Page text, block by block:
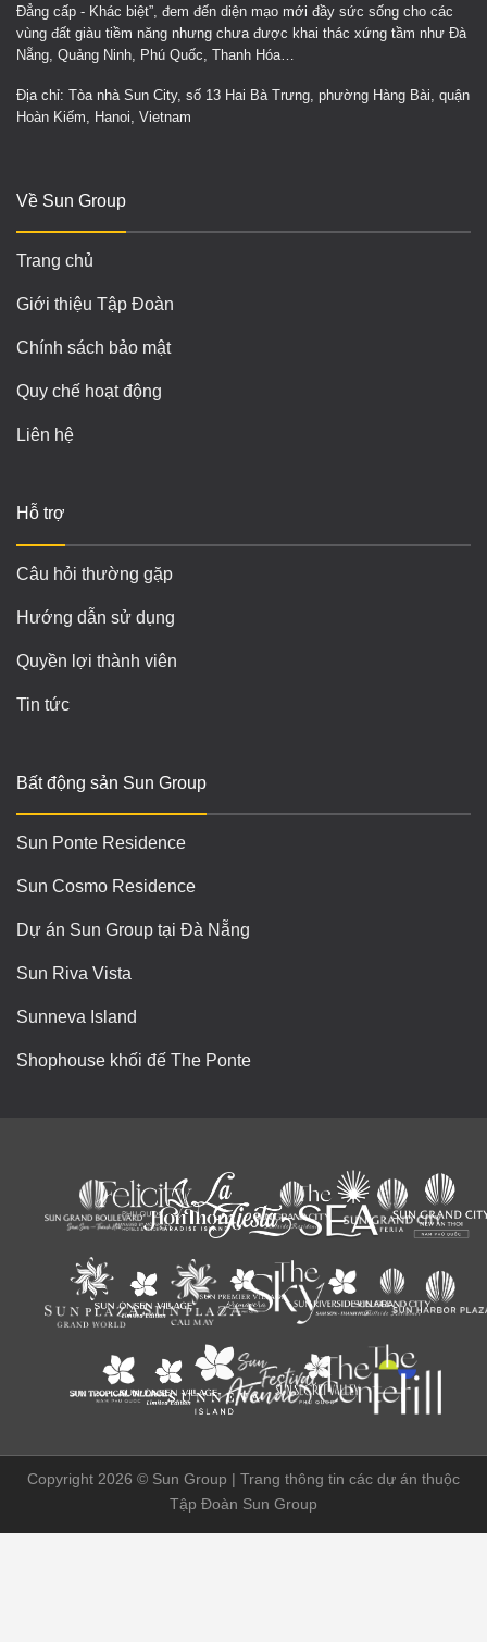
Đẳng cấp - Khác biệt”, đem đến diện mạo mới đầy sức sống cho các
vùng đất giàu tiềm năng nhưng chưa được khai thác xứng tầm như Đà
Nẵng, Quảng Ninh, Phú Quốc, Thanh Hóa…
Địa chỉ: Tòa nhà Sun City, số 13 Hai Bà Trưng, phường Hàng Bài, quận
Hoàn Kiếm, Hanoi, Vietnam
Về Sun Group
Trang chủ
Giới thiệu Tập Đoàn
Chính sách bảo mật
Quy chế hoạt động
Liên hệ
Hỗ trợ
Câu hỏi thường gặp
Hướng dẫn sử dụng
Quyền lợi thành viên
Tin tức
Bất động sản Sun Group
Sun Ponte Residence
Sun Cosmo Residence
Dự án Sun Group tại Đà Nẵng
Sun Riva Vista
Sunneva Island
Shophouse khối đế The Ponte
Copyright 2026 © Sun Group | Trang thông tin các dự án thuộc
Tập Đoàn Sun Group